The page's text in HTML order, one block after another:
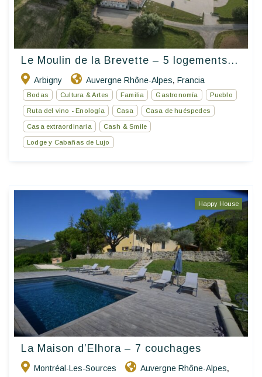
Le Moulin de la Brevette – 5 logements...
Arbigny Auvergne Rhône-Alpes, Francia
Bodas Cultura & Artes Familia Gastronomía Pueblo
Ruta del vino - Enología Casa Casa de huéspedes
Casa extraordinaria Cash & Smile
Lodge y Cabañas de Lujo
Happy House
La Maison d’Elhora – 7 couchages
Montréal-Les-Sources Auvergne Rhône-Alpes,